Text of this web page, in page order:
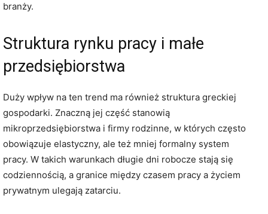
branży.
Struktura rynku pracy i małe
przedsiębiorstwa
Duży wpływ na ten trend ma również struktura greckiej
gospodarki. Znaczną jej część stanowią
mikroprzedsiębiorstwa i firmy rodzinne, w których często
obowiązuje elastyczny, ale też mniej formalny system
pracy. W takich warunkach długie dni robocze stają się
codziennością, a granice między czasem pracy a życiem
prywatnym ulegają zatarciu.